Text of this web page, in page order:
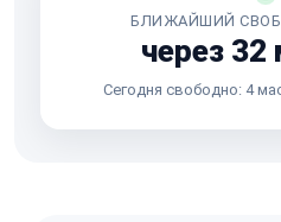
БЛИЖАЙШИЙ
через
Сегодня свободно: 4